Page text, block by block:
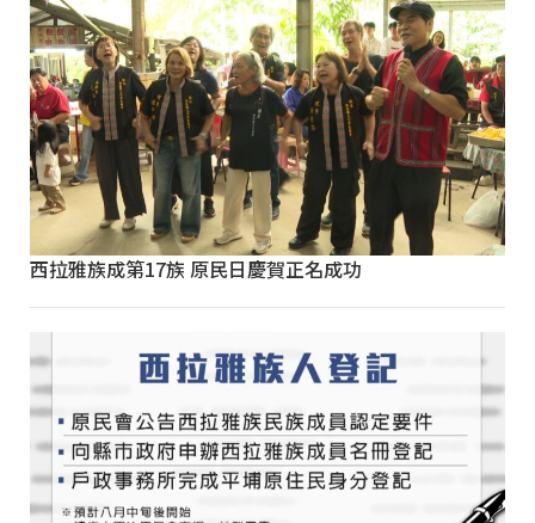
西拉雅族成第17族 原民日慶賀正名成功